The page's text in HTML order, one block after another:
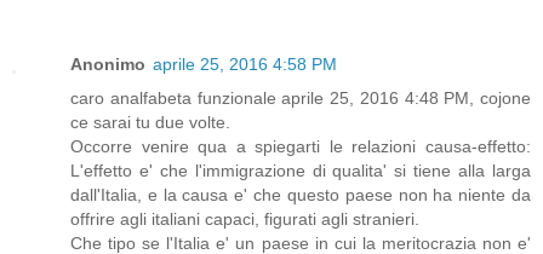
Anonimo aprile 25, 2016 4:58 PM
caro analfabeta funzionale aprile 25, 2016 4:48 PM, cojone
ce sarai tu due volte.
Occorre venire qua a spiegarti le relazioni causa-effetto:
L'effetto e' che l'immigrazione di qualita' si tiene alla larga
dall'Italia, e la causa e' che questo paese non ha niente da
offrire agli italiani capaci, figurati agli stranieri.
Che tipo se l'Italia e' un paese in cui la meritocrazia non e'